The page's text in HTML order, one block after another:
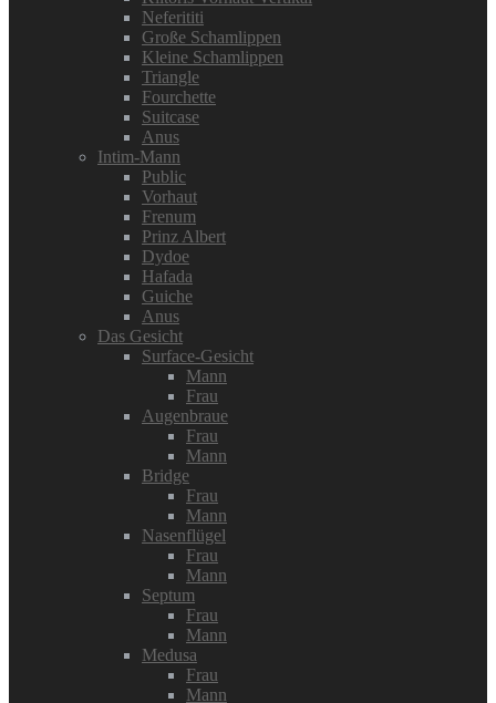
Neferititi
Große Schamlippen
Kleine Schamlippen
Triangle
Fourchette
Suitcase
Anus
Intim-Mann
Public
Vorhaut
Frenum
Prinz Albert
Dydoe
Hafada
Guiche
Anus
Das Gesicht
Surface-Gesicht
Mann
Frau
Augenbraue
Frau
Mann
Bridge
Frau
Mann
Nasenflügel
Frau
Mann
Septum
Frau
Mann
Medusa
Frau
Mann